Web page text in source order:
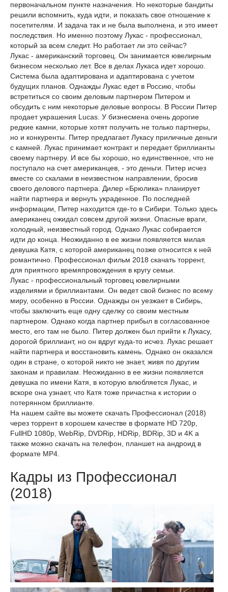
первоначальном пункте назначения. Но некоторые бандиты
решили вспомнить, куда идти, и показать свое отношение к
посетителям. И задача так и не была выполнена, и это имеет
последствия. Но именно поэтому Лукас - профессионал,
который за всем следит. Но работает ли это сейчас?
Лукас - американский торговец. Он занимается ювелирным
бизнесом несколько лет. Все в делах Лукаса идет хорошо.
Система была адаптирована и адаптирована с учетом
будущих планов. Однажды Лукас едет в Россию, чтобы
встретиться со своим деловым партнером Питером и
обсудить с ним некоторые деловые вопросы. В России Питер
продает украшения Lucas. У бизнесмена очень дорогие
редкие камни, которые хотят получить не только партнеры,
но и конкуренты. Питер предлагает Лукасу приличные деньги
с камней. Лукас принимает контракт и передает бриллианты
своему партнеру. И все бы хорошо, но единственное, что не
поступало на счет американцев, - это деньги. Питер исчез
вместе со скалами в неизвестном направлении, бросив
своего делового партнера. Дилер «Брюлика» планирует
найти партнера и вернуть украденное. По последней
информации, Питер находится где-то в Сибири. Только здесь
американец ожидал совсем другой жизни. Опасные враги,
холодный, неизвестный город. Однако Лукас собирается
идти до конца. Неожиданно в ее жизни появляется милая
девушка Катя, с которой американец позже относится к ней
романтично. Профессионал фильм 2018 скачать торрент,
для приятного времяпровождения в кругу семьи.
Лукас - профессиональный торговец ювелирными
изделиями и бриллиантами. Он ведет свой бизнес по всему
миру, особенно в России. Однажды он уезжает в Сибирь,
чтобы заключить еще одну сделку со своим местным
партнером. Однако когда партнер прибыл в согласованное
место, его там не было. Питер должен был прийти к Лукасу,
дорогой бриллиант, но он вдруг куда-то исчез. Лукас решает
найти партнера и восстановить камень. Однако он оказался
один в стране, о которой никто не знает, живя по другим
законам и правилам. Неожиданно в ее жизни появляется
девушка по имени Катя, в которую влюбляется Лукас, и
вскоре она узнает, что Катя тоже причастна к истории о
потерянном бриллианте.
На нашем сайте вы можете скачать Профессионал (2018)
через торрент в хорошем качестве в формате HD 720p,
FullHD 1080p, WebRip, DVDRip, HDRip, BDRip, 3D и 4K а
также можно скачать на телефон, планшет на андроид в
формате MP4.
Кадры из Профессионал
(2018)